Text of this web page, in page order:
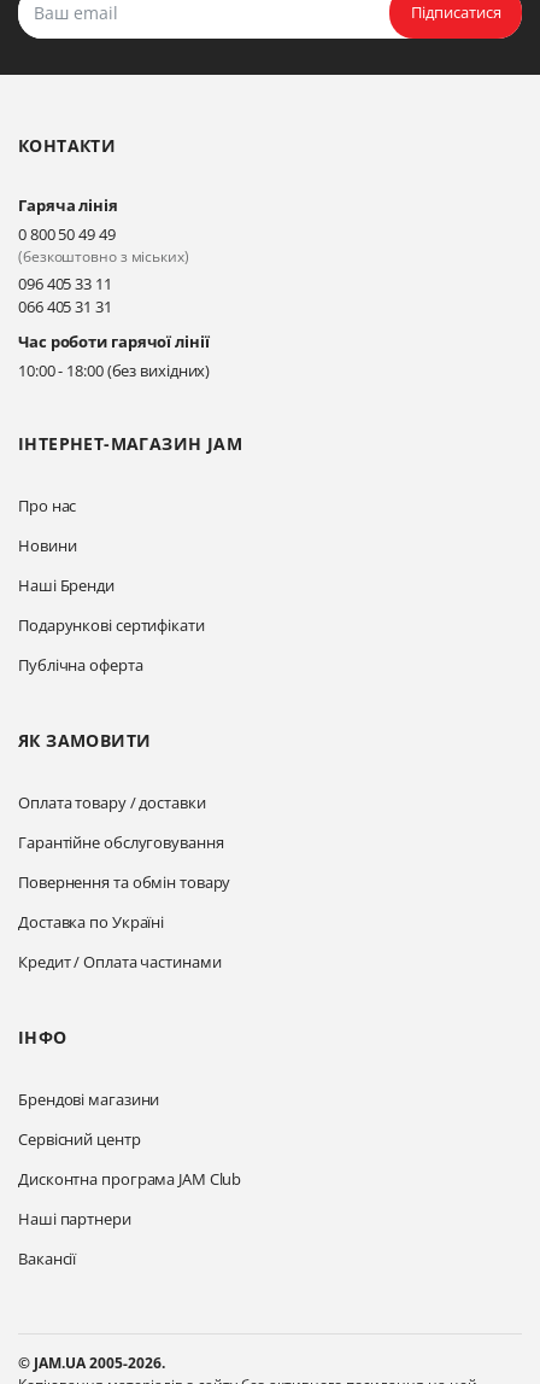
Прокласти маршрут
Київ, вул. Драгоманова 31-д
Прокласти маршрут
Київ, вул. Драгоманова 31-д
Прокласти маршрут
Підписатися
ІНТЕРНЕТ-МАГАЗИН JAM
Про нас
Новини
Наші Бренди
Подарункові сертифікати
Публічна оферта
ЯК ЗАМОВИТИ
Оплата товару / доставки
Гарантійне обслуговування
Повернення та обмін товару
Доставка по Україні
Кредит / Оплата частинами
ІНФО
Брендові магазини
Сервісний центр
Дисконтна програма JAM Club
Наші партнери
Вакансії
КОНТАКТИ
Гаряча лінія
0 800 50 49 49
(безкоштовно з міських)
096 405 33 11
066 405 31 31
Час роботи гарячої лінії
10:00 - 18:00 (без вихідних)
© JAM.UA 2005-2026.